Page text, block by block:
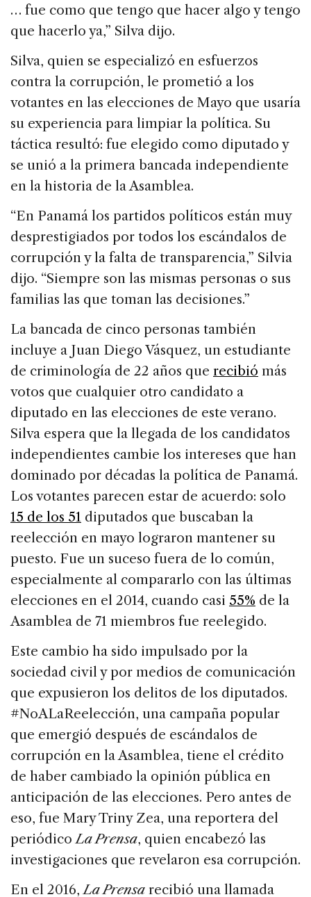
… fue como que tengo que hacer algo y tengo
que hacerlo ya,” Silva dijo.
Silva, quien se especializó en esfuerzos
contra la corrupción, le prometió a los
votantes en las elecciones de Mayo que usaría
su experiencia para limpiar la política. Su
táctica resultó: fue elegido como diputado y
se unió a la primera bancada independiente
en la historia de la Asamblea.
“En Panamá los partidos políticos están muy
desprestigiados por todos los escándalos de
corrupción y la falta de transparencia,” Silvia
dijo. “Siempre son las mismas personas o sus
familias las que toman las decisiones.”
La bancada de cinco personas también
incluye a Juan Diego Vásquez, un estudiante
de criminología de 22 años que recibió más
votos que cualquier otro candidato a
diputado en las elecciones de este verano.
Silva espera que la llegada de los candidatos
independientes cambie los intereses que han
dominado por décadas la política de Panamá.
Los votantes parecen estar de acuerdo: solo
15 de los 51 diputados que buscaban la
reelección en mayo lograron mantener su
puesto. Fue un suceso fuera de lo común,
especialmente al compararlo con las últimas
elecciones en el 2014, cuando casi 55% de la
Asamblea de 71 miembros fue reelegido.
Este cambio ha sido impulsado por la
sociedad civil y por medios de comunicación
que expusieron los delitos de los diputados.
#NoALaReelección, una campaña popular
que emergió después de escándalos de
corrupción en la Asamblea, tiene el crédito
de haber cambiado la opinión pública en
anticipación de las elecciones. Pero antes de
eso, fue Mary Triny Zea, una reportera del
periódicoLa Prensa, quien encabezó las
investigaciones que revelaron esa corrupción.
En el 2016,La Prensa recibió una llamada